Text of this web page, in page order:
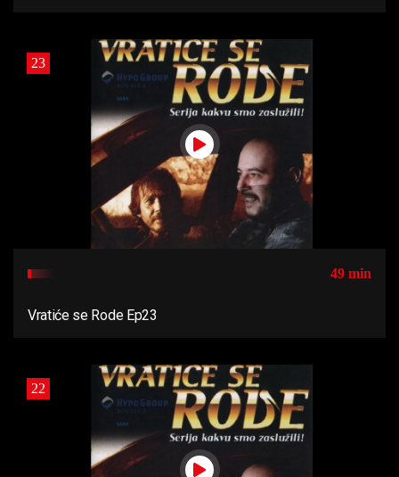
23
49 min
Vratiće se Rode Ep23
22